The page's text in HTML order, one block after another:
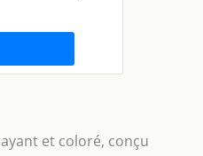
et coloré, conçu